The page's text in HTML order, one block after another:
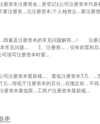
资本注册资金...更登记);公司注册资本代
注册资...元注册资本;个人独资企...要注册
因素及注册资本的常见问题解答...> 注册
常见问题... 1、注册资...，但有前置和
填写注册资本时要...
注册资本最新规...、最低注册资本3万。...
...得低于注册资本的百分...在缴足前，不
册资本最低限...工商户注册资本最新规...
患